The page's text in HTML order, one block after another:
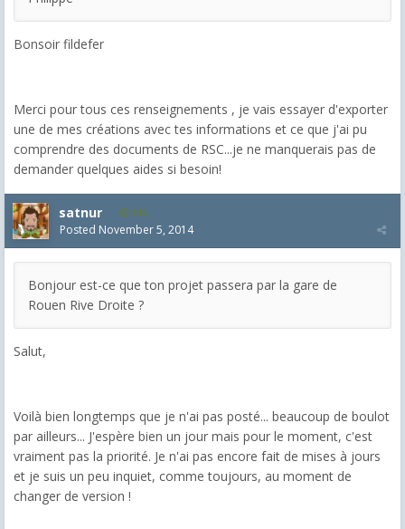
Bonsoir fildefer
Merci pour tous ces renseignements , je vais essayer d'exporter
une de mes créations avec tes informations et ce que j'ai pu
comprendre des documents de RSC...je ne manquerais pas de
demander quelques aides si besoin!
satnur 135
Posted November 5, 2014
Bonjour est-ce que ton projet passera par la gare de
Rouen Rive Droite ?
Salut,
Voilà bien longtemps que je n'ai pas posté... beaucoup de boulot
par ailleurs... J'espère bien un jour mais pour le moment, c'est
vraiment pas la priorité. Je n'ai pas encore fait de mises à jours
et je suis un peu inquiet, comme toujours, au moment de
changer de version !